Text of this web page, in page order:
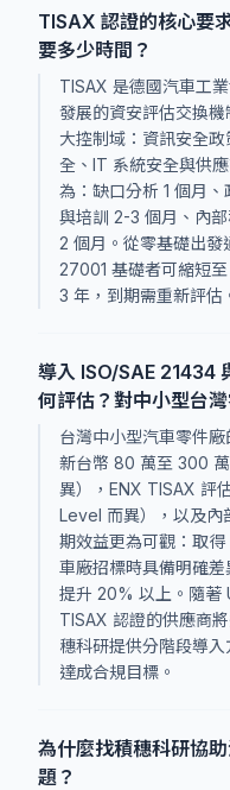
TISAX 認證的核心要
要多少時間？
TISAX 是德國汽車工
發展的資安評估交換
大控制域：資訊安全
全、IT 系統安全與供
為：缺口分析 1 個月
與培訓 2-3 個月、內
2 個月。從零基礎出
27001 基礎者可縮短
3 年，到期需重新評估
導入 ISO/SAE 21434
何評估？對中小型台
台灣中小型汽車零件
新台幣 80 萬至 300
異），ENX TISAX 評
Level 而異），以及內
期效益更為可觀：取
車廠招標時具備明確
提升 20% 以上。隨著
TISAX 認證的供應商
穗科研提供分階段導
達成合規目標。
為什麼找積穗科研協
題？